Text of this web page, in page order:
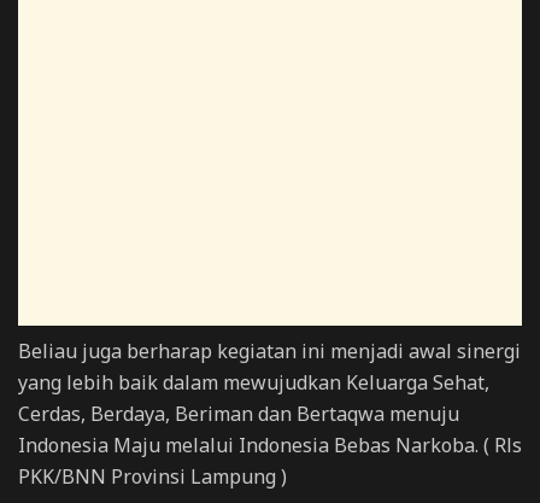
Beliau juga berharap kegiatan ini menjadi awal sinergi
yang lebih baik dalam mewujudkan Keluarga Sehat,
Cerdas, Berdaya, Beriman dan Bertaqwa menuju
Indonesia Maju melalui Indonesia Bebas Narkoba. ( Rls
PKK/BNN Provinsi Lampung )